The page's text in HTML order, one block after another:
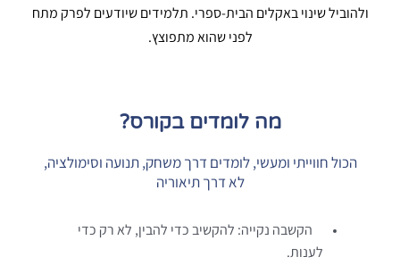
ולהוביל שינוי באקלים הבית-ספרי. תלמידים שיודעים לפרק מתח
לפני שהוא מתפוצץ.
מה לומדים בקורס?
הכול חווייתי ומעשי, לומדים דרך משחק, תנועה וסימולציה,
לא דרך תיאוריה
הקשבה נקייה: להקשיב כדי להבין, לא רק כדי
לענות.